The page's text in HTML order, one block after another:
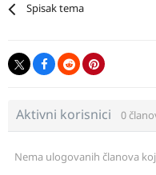
Spisak tema
Aktivni korisnici 0
Nema ulogovanih članova